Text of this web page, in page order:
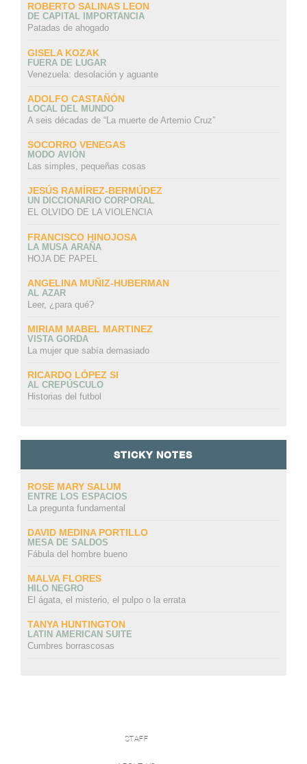
ROBERTO SALINAS LEON
DE CAPITAL IMPORTANCIA
Patadas de ahogado
GISELA KOZAK
FUERA DE LUGAR
Venezuela: desolación y aguante
ADOLFO CASTAÑÓN
LOCAL DEL MUNDO
A seis décadas de “La muerte de Artemio Cruz”
SOCORRO VENEGAS
MODO AVIÓN
Las simples, pequeñas cosas
JESÚS RAMÍREZ-BERMÚDEZ
UN DICCIONARIO CORPORAL
EL OLVIDO DE LA VIOLENCIA
FRANCISCO HINOJOSA
LA MUSA ARAÑA
HOJA DE PAPEL
ANGELINA MUÑIZ-HUBERMAN
AL AZAR
Leer, ¿para qué?
MIRIAM MABEL MARTINEZ
VISTA GORDA
La mujer que sabía demasiado
RICARDO LÓPEZ SI
AL CREPÚSCULO
Historias del futbol
STICKY NOTES
ROSE MARY SALUM
ENTRE LOS ESPACIOS
La pregunta fundamental
DAVID MEDINA PORTILLO
MESA DE SALDOS
Fábula del hombre bueno
MALVA FLORES
HILO NEGRO
El ágata, el misterio, el pulpo o la errata
TANYA HUNTINGTON
LATIN AMERICAN SUITE
Cumbres borrascosas
STAFF